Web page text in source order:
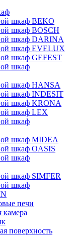
шкаф BEKO
шкаф BOSCH
шкаф DARINA
шкаф EVELUX
шкаф GEFEST
шкаф
шкаф HANSA
шкаф INDESIT
шкаф KRONA
шкаф LEX
шкаф
шкаф MIDEA
шкаф OASIS
шкаф
шкаф SIMFER
шкаф
печи
камера
поверхность